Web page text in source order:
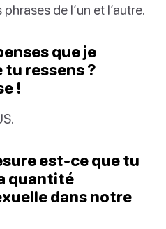
de l’un et l’autre.
que je
tu ressens ?
!
est-ce que tu
quantité
dans notre